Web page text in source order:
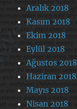
Aralık 2018
Kasım 2018
Ekim 2018
Eylül 2018
Ağustos 2018
Haziran 2018
Mayıs 2018
Nisan 2018